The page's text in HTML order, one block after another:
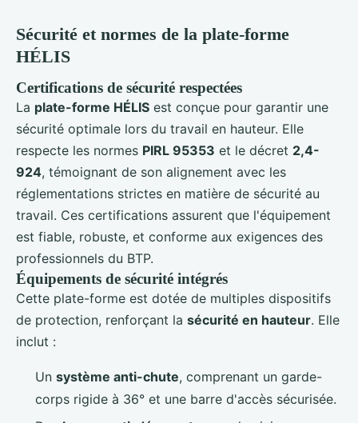
Sécurité et normes de la plate-forme
HÉLIS
Certifications de sécurité respectées
La plate-forme HÉLIS est conçue pour garantir une
sécurité optimale lors du travail en hauteur. Elle
respecte les normes PIRL 95353 et le décret 2,4-
924, témoignant de son alignement avec les
réglementations strictes en matière de sécurité au
travail. Ces certifications assurent que l'équipement
est fiable, robuste, et conforme aux exigences des
professionnels du BTP.
Équipements de sécurité intégrés
Cette plate-forme est dotée de multiples dispositifs
de protection, renforçant la sécurité en hauteur. Elle
inclut :
Un système anti-chute, comprenant un garde-
corps rigide à 36° et une barre d'accès sécurisée.